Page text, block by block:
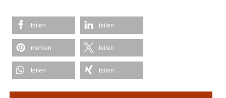
teilen teilen
merken teilen
teilen teilen